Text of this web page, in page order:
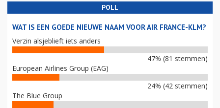
POLL
WAT IS EEN GOEDE NIEUWE NAAM VOOR AIR FRANCE-KLM?
Verzin alsjeblieft iets anders
47% (81 stemmen)
European Airlines Group (EAG)
24% (42 stemmen)
The Blue Group